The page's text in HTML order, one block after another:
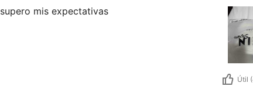
mis expectativas
Útil